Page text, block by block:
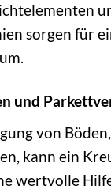
sorgen für
und
von
kann ein
wertvolle